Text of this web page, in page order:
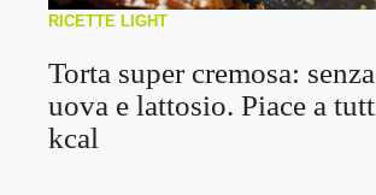
RICETTE LIGHT
Torta super cremosa:
uova e lattosio. Piace a
kcal